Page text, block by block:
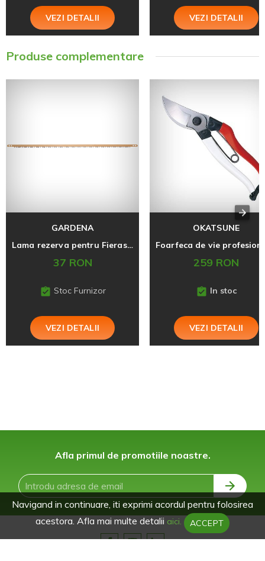
VEZI DETALII VEZI DETALII
Produse complementare
GARDENA
Lama rezerva pentru Fierastrau 691
37 RON
Stoc Furnizor
VEZI DETALII
OKATSUNE
259 RON
In stoc
VEZI DETALII
Afla primul de promotiile noastre.
Navigand in continuare, iti exprimi acordul pentru folosirea
acestora. Afla mai multe detalii aici. ACCEPT